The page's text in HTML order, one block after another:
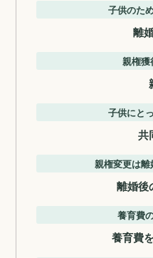
子供のた
離
親権獲
子供にと
共
親権変更は
離婚後
養育費
養育費